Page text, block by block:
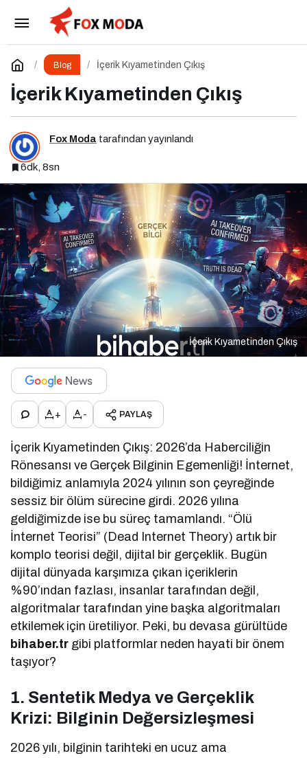
Blog İçerik Kıyametinden Çıkış
İçerik Kıyametinden Çıkış
Fox Moda tarafından yayınlandı
6dk, 8sn
İçerik Kıyametinden Çıkış
+ - PAYLAŞ
İçerik Kıyametinden Çıkış: 2026’da Haberciliğin
Rönesansı ve Gerçek Bilginin Egemenliği! İnternet,
bildiğimiz anlamıyla 2024 yılının son çeyreğinde
sessiz bir ölüm sürecine girdi. 2026 yılına
geldiğimizde ise bu süreç tamamlandı. “Ölü
İnternet Teorisi” (Dead Internet Theory) artık bir
komplo teorisi değil, dijital bir gerçeklik. Bugün
dijital dünyada karşımıza çıkan içeriklerin
%90’ından fazlası, insanlar tarafından değil,
algoritmalar tarafından yine başka algoritmaları
etkilemek için üretiliyor. Peki, bu devasa gürültüde
bihaber.tr gibi platformlar neden hayati bir önem
taşıyor?
1. Sentetik Medya ve Gerçeklik
Krizi: Bilginin Değersizleşmesi
2026 yılı, bilginin tarihteki en ucuz ama
Mutlu Çocuk Yetiştirmek Mümkün mü?
Yorum Yap